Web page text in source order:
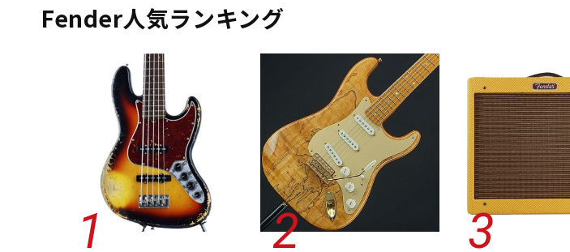
中古 ヴィンテージ
エレキギター/#American Performer
ベース
Fender人気ランキング